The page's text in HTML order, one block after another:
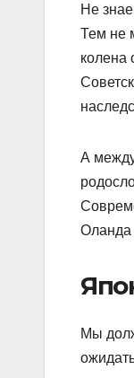
Не
Тем не
колена
А
Оланда
Мы